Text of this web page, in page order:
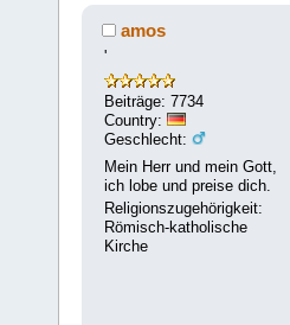
amos
'
Beiträge: 7734
Country:
Geschlecht:
Mein Herr und mein Gott,
ich lobe und preise dich.
Religionszugehörigkeit:
Römisch-katholische
Kirche